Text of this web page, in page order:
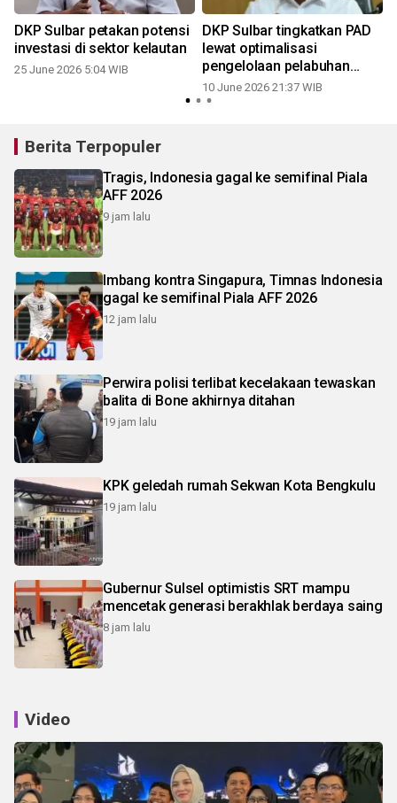
DKP Sulbar petakan potensi
investasi di sektor kelautan
25 June 2026 5:04 WIB
DKP Sulbar tingkatkan PAD
lewat optimalisasi
pengelolaan pelabuhan
perikanan
10 June 2026 21:37 WIB
Berita Terpopuler
Tragis, Indonesia gagal ke semifinal Piala
AFF 2026
9 jam lalu
Imbang kontra Singapura, Timnas Indonesia
gagal ke semifinal Piala AFF 2026
12 jam lalu
Perwira polisi terlibat kecelakaan tewaskan
balita di Bone akhirnya ditahan
19 jam lalu
KPK geledah rumah Sekwan Kota Bengkulu
19 jam lalu
Gubernur Sulsel optimistis SRT mampu
mencetak generasi berakhlak berdaya saing
8 jam lalu
Video